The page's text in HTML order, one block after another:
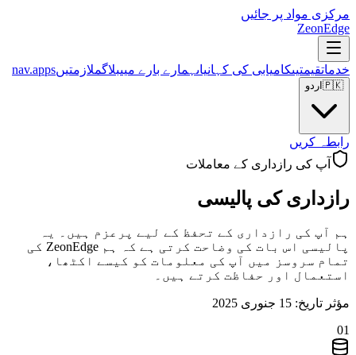
مرکزی مواد پر جائیں
ZeonEdge
خدماتقیمتیںکامیابی کی کہانیاں ہمارے بارے میںبلاگملازمتیںnav.apps
🇵🇰 اردو
رابطہ کریں
آپ کی رازداری کے معاملات
رازداری کی پالیسی
ہم آپ کی رازداری کے تحفظ کے لیے پرعزم ہیں۔ یہ
پالیسی اس بات کی وضاحت کرتی ہے کہ ہم ZeonEdge کی
تمام سروسز میں آپ کی معلومات کو کیسے اکٹھا،
استعمال اور حفاظت کرتے ہیں۔
مؤثر تاریخ: 15 جنوری 2025
01